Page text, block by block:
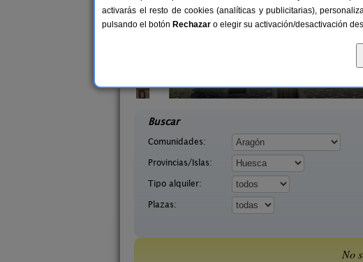
25 €
Buscar
Comunidades:
Provincias/Islas:
Tipo alquiler:
Plazas:
No
activarás el resto de cookies (analíticas y publicitarias),
pulsando el botón Rechazar o elegir su activación/desactivación